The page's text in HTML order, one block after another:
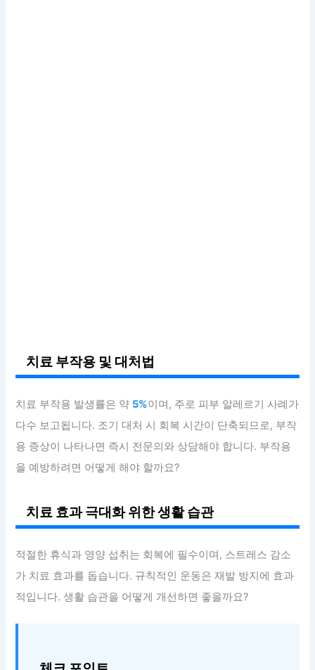
치료 부작용 및 대처법
치료 부작용 발생률은 약 5%이며, 주로 피부 알레르기 사례가
다수 보고됩니다. 조기 대처 시 회복 시간이 단축되므로, 부작
용 증상이 나타나면 즉시 전문의와 상담해야 합니다. 부작용
을 예방하려면 어떻게 해야 할까요?
치료 효과 극대화 위한 생활 습관
적절한 휴식과 영양 섭취는 회복에 필수이며, 스트레스 감소
가 치료 효과를 돕습니다. 규칙적인 운동은 재발 방지에 효과
적입니다. 생활 습관을 어떻게 개선하면 좋을까요?